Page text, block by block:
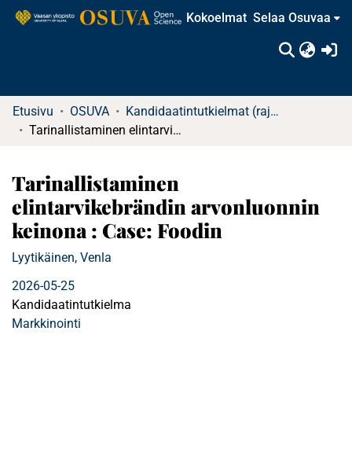
Kokoelmat Selaa Osuvaa
Etusivu OSUVA
Kandidaatintutkielmat (rajattu saatavuus)
Tarinallistaminen elintarvikebrändin arvonluonnin keinona : Case: Foodin
Tarinallistaminen
elintarvikebrändin arvonluonnin
keinona : Case: Foodin
Lyytikäinen, Venla
2026-05-25
Kandidaatintutkielma
Markkinointi